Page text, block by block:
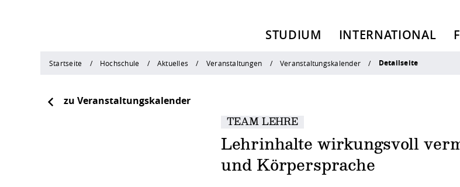
STUDIUM INTERNATIONAL
Startseite Hochschule Aktuelles Veranstaltungen Veranstaltungskalender Detailseite
zu Veranstaltungskalender
TEAM LEHRE
Lehrinhalte wirkungsvoll
und Körpersprache